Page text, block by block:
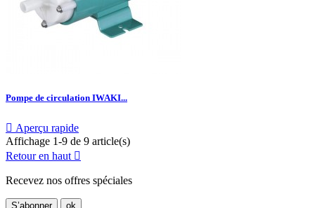
Pompe de circulation IWAKI...
 Aperçu rapide
Affichage 1-9 de 9 article(s)
Retour en haut 
Recevez nos offres spéciales